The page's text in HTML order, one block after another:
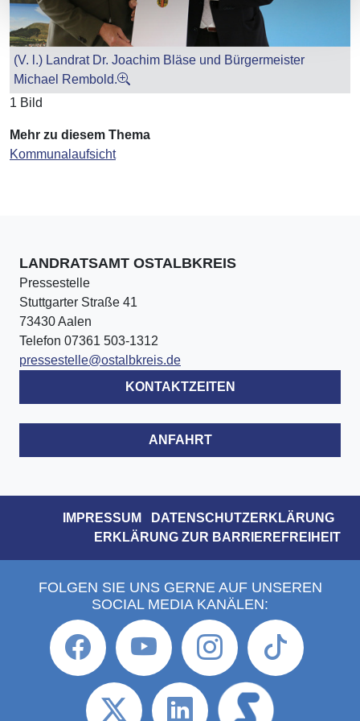
(V. l.) Landrat Dr. Joachim Bläse und Bürgermeister
Michael Rembold.
1 Bild
Mehr zu diesem Thema
Kommunalaufsicht
LANDRATSAMT OSTALBKREIS
Pressestelle
Stuttgarter Straße 41
73430 Aalen
Telefon 07361 503-1312
pressestelle@ostalbkreis.de
KONTAKTZEITEN
ANFAHRT
IMPRESSUM
DATENSCHUTZERKLÄRUNG
ERKLÄRUNG ZUR BARRIEREFREIHEIT
FOLGEN SIE UNS GERNE AUF UNSEREN
SOCIAL MEDIA KANÄLEN: